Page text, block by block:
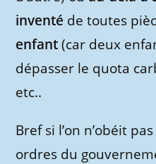
inventé de toutes
enfant(car deux
dépasser le quota
etc..
Bref si l’on n’obéit
ordres du